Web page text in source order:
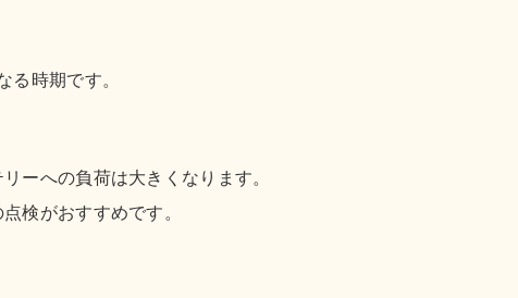
る時期です。
ーへの負荷は大きくなります。
検がおすすめです。